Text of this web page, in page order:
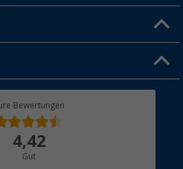
Bewertungen
4,42
Gut